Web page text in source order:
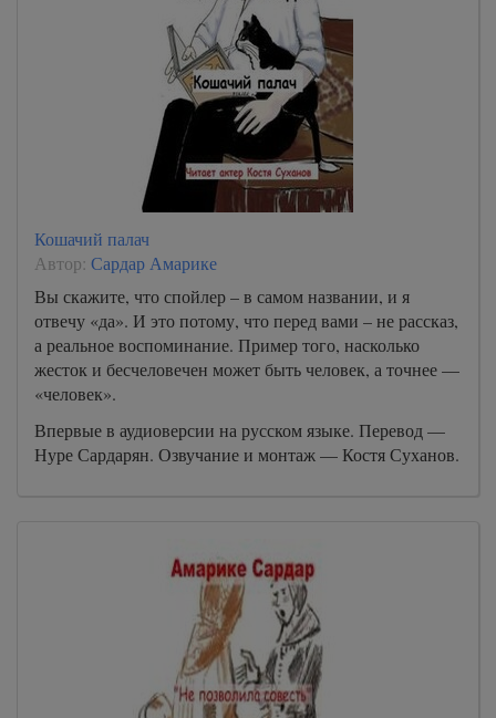
Кошачий палач
Автор: Сардар Амарике
Вы скажите, что спойлер – в самом названии, и я
отвечу «да». И это потому, что перед вами – не рассказ,
а реальное воспоминание. Пример того, насколько
жесток и бесчеловечен может быть человек, а точнее —
«человек».
Впервые в аудиоверсии на русском языке. Перевод —
Нуре Сардарян. Озвучание и монтаж — Костя Суханов.